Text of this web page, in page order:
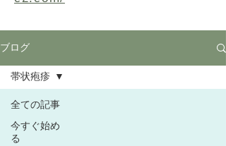
ブログ
全ての記事
今すぐ始め
る
帯状疱疹